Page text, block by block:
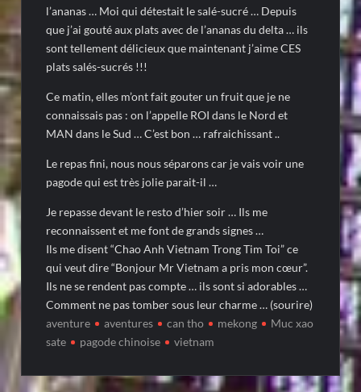
l’ananas … Moi qui détestait le salé-sucré … Depuis
que j’ai gouté aux plats avec de l’ananas du delta … ils
sont tellement délicieux que maintenant j’aime CES
plats salés-sucrés !!!
Ce matin, elles m’ont fait gouter un fruit que je ne
connaissais pas : on l’appelle ROI dans le Nord et
MAN dans le Sud … C’est bon … rafraichissant ..
Le repas fini, nous nous séparons car je vais voir une
pagode qui est très jolie parait-il …
Je repasse devant le resto d’hier soir … Ils me
reconnaissent et me font de grands signes …
Ils me disent “Chao Anh Vietnam Trong Tim Toi” ce
qui veut dire “Bonjour Mr Vietnam a pris mon cœur”.
Ils ne se rendent pas compte … ils sont si adorables …
Comment ne pas tomber sous leur charme … (sourire)
aventure
aventures can tho mekong
Muc xao
sate
pagode chinoise vietnam